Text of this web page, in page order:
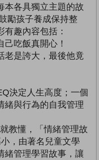
本各具獨立主題的故
勵孩子養成保持整
趣內容包括：
吃飯真開心！
老是誇大，最後他竟
決定人生高度；一個
緒與行為的自我管理
教懂，「情緒管理故
，由著名兒童文學
緒管理學習故事，讓